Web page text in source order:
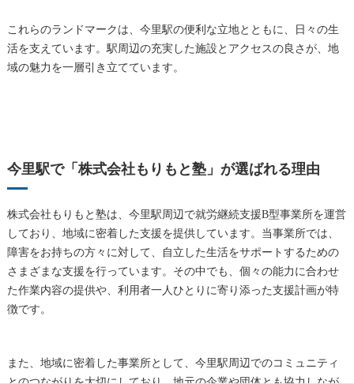
これらのランドマークは、今里駅の便利な立地とともに、日々の生
活を支えています。駅周辺の充実した施設とアクセスの良さが、地
域の魅力を一層引き立てています。
今里駅で「株式会社もりもと塾」が選ばれる理由
株式会社もりもと塾は、今里駅周辺で就労継続支援B型事業所を運営
しており、地域に密着した支援を提供しています。当事業所では、
障害をお持ちの方々に対して、自立した生活をサポートするための
さまざまな支援を行っています。その中でも、個々の能力に合わせ
た作業内容の提供や、利用者一人ひとりに寄り添った支援計画が特
徴です。
また、地域に密着した事業所として、今里駅周辺でのコミュニティ